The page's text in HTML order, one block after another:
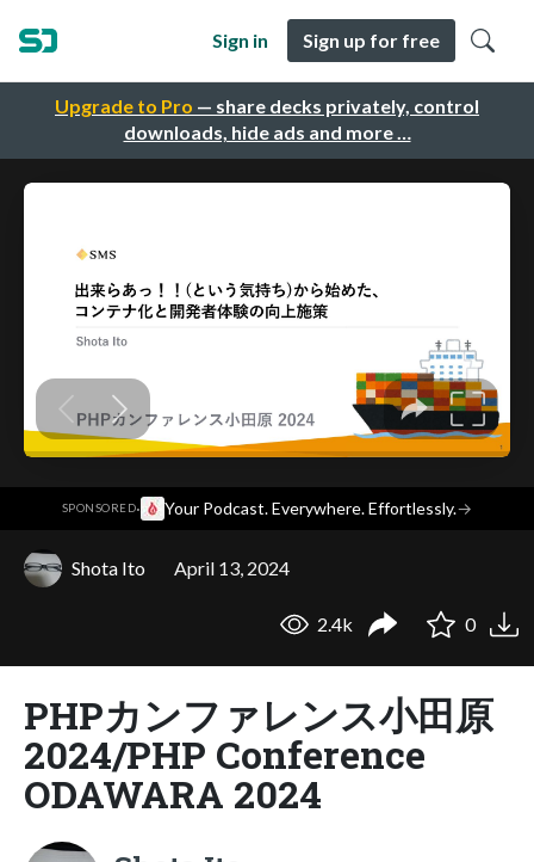
Upgrade to Pro — share decks privately, control
downloads, hide ads and more …
Sign in Sign up for free
SPONSORED· Your Podcast. Everywhere. Effortlessly.→
Shota Ito April 13, 2024
2.4k 0
PHPカンファレンス小田原
2024/PHP Conference
ODAWARA 2024